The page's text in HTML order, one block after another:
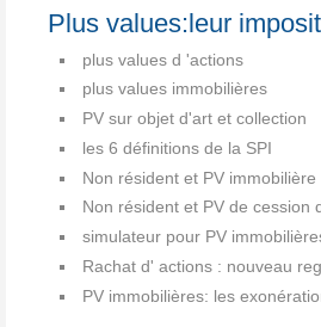
Plus values:leur
plus values d 'actions
plus values immobilières
PV sur objet d'art et collection
les 6 définitions de la SPI
Non résident et PV immobilière
Non résident et PV de cession
simulateur pour PV
Rachat d' actions : nouveau
PV immobilières: les